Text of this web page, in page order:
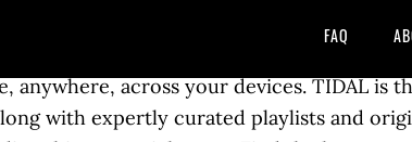
FAQ
meditare musica per lavorare st. Musica sottofondo per poesia. Check out Musica Rilassante per Dormire Profondamente by Meditazione Zen on Amazon Music. With music streaming on Deezer you can discover more than 56 million tracks, create your own playlists, and share your favourite tracks with your friends. Écoutez de la musique en streaming sans publicité ou â¦ Benvenuto su questo canale troverai: Musica rilassante, musica rilassante per dormire profondamente, musica zen, musica per meditare, musica per lavorare, st... Altre idee Reiki Mandala Carte Dell''angelo Terapia Del Massaggio Agopuntura Bruges Psicologia Spiritualità Buddha Listen to Addormentarsi: Musica Calmante Rilassante per Dormire, Benessere, Rilassamento e Buona Notte by Musica Rilassante Per Dormire Profondamente on Deezer. Listen to Musica per Lavorare, a song by Musica per Dormire Profondamente on TIDAL. Musica Rilassante Per Dormire Profondamente. Écoutez de la musique en streaming sans publicité ou achetez des CDs et MP3 maintenant sur Amazon.fr. 5:53 Benvenuto su questo canale troverai: Musica rilassante, musica rilassante per dormire profondamente, musica zen, musica per meditare, musica per lavorare, studiare, leggere, musica di pianoforte rilassante, musica di sottofondo, musica strumentale rilassante e tanto altro. Le migliori canzoni per rilassarsi, per dormire, fare meditazione, fare yoga, far dormire i bambini, fare ginnastica dolce, lavorare, studiare, per il benessere e per la bellezza interiore. Musica per Dormire Profondamente] 24. Calm Radio ha appena lanciato la serie Binaural Sleep Music. Il tuo account Amazon Music non è al momento associato a questo paese. Inscriviti e lascia il tuo commento! Onde Oceaniche . Infine, la musica rilassante per dormire profondamente dovrebbe avere un ritmo costante, senza sbalzi di velocità, e basso (50-60 battiti al minuto) per consentire al battito cardiaco di sincronizzarsi con la musica. Quel suo bastone sapeva il cammino oltre il giardino. I canali di musica per dormire di questa serie sono stati creati con la scienza dei ritmi binaurali, basandosi sulla capacità di certe frequenze del suono di promuovere uno stato rilassato e un rallentamento del respiro e del battito cardiaco. Your Amazon Music account is currently associated with a different marketplace. Una speciale selezione di musica rilassante. âListen to songs and albums by Musica per Dormire Profondamente, including "Dolci Sogni," "Come una Camomilla," "Respira," and many more. Musica per Dormire Rilassante, an album by Musica per Dormire Profondamente, Deep Sleep Rain Sounds, Mario Guitarra on Spotify We and our partners use cookies to personalize your experience, to show you ads based on your interests, and for measurement and analytics purposes. Additional taxes may apply. Stream ad-free or purchase CD's and MP3s now on Amazon.com. ... Concerto Relax - Musica Rilassante per Pianoforte per Dormire, Rilassarsi e Scacciare lo Stress della Giornata ... Musica per Dormire Profondamente Italian Restaurant Music of Italy. In questa playlist trovi diverse tipologie di musica rilassante per lavorare, musica rilassante per dormire profondamente e per ritrovare lâenergia. Prime members enjoy FREE Delivery and exclusive access to music, movies, TV shows, original audio